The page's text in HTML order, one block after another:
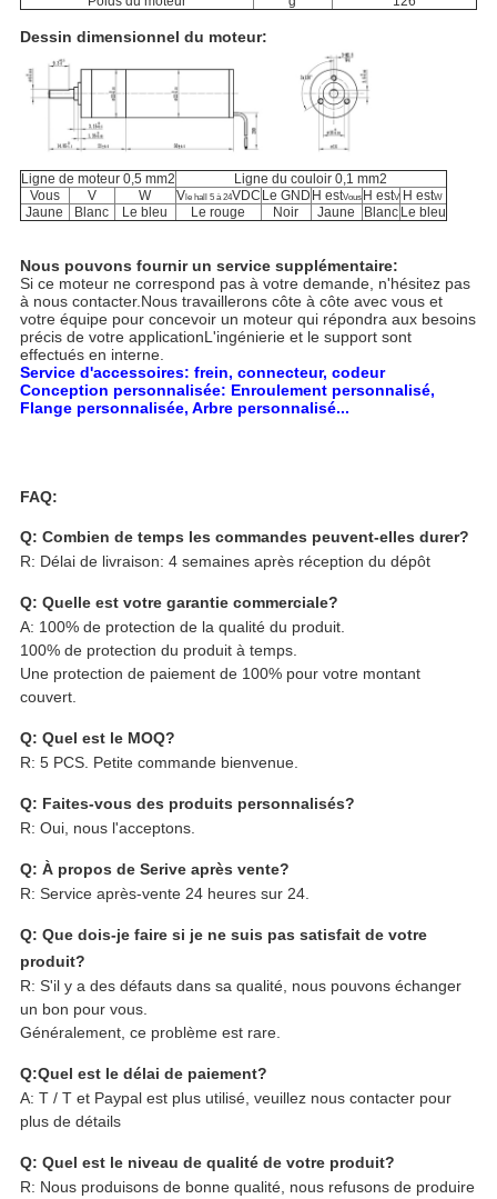
Dessin dimensionnel du moteur:
Ligne de moteur 0,5 mm2
Ligne du couloir 0,1 mm2
Vous
V W V le hall 5 à 24VDC Le GND H estVous H estV H estW
Jaune Blanc Le bleu Le rouge Noir Jaune Blanc Le bleu
Nous pouvons fournir un service supplémentaire:
Si ce moteur ne correspond pas à votre demande, n'hésitez pas
à nous contacter.Nous travaillerons côte à côte avec vous et
votre équipe pour concevoir un moteur qui répondra aux besoins
précis de votre applicationL'ingénierie et le support sont
effectués en interne.
Service d'accessoires: frein, connecteur, codeur
Conception personnalisée: Enroulement personnalisé,
Flange personnalisée, Arbre personnalisé...
FAQ:
Q: Combien de temps les commandes peuvent-elles durer?
R: Délai de livraison: 4 semaines après réception du dépôt
Q: Quelle est votre garantie commerciale?
A: 100% de protection de la qualité du produit.
100% de protection du produit à temps.
Une protection de paiement de 100% pour votre montant
couvert.
Q: Quel est le MOQ?
R: 5 PCS. Petite commande bienvenue.
Q: Faites-vous des produits personnalisés?
R: Oui, nous l'acceptons.
Q: À propos de Serive après vente?
R: Service après-vente 24 heures sur 24.
Q: Que dois-je faire si je ne suis pas satisfait de votre
produit?
R: S'il y a des défauts dans sa qualité, nous pouvons échanger
un bon pour vous.
Généralement, ce problème est rare.
Q:Quel est le délai de paiement?
A: T / T et Paypal est plus utilisé, veuillez nous contacter pour
plus de détails
Q: Quel est le niveau de qualité de votre produit?
R: Nous produisons de bonne qualité, nous refusons de produire